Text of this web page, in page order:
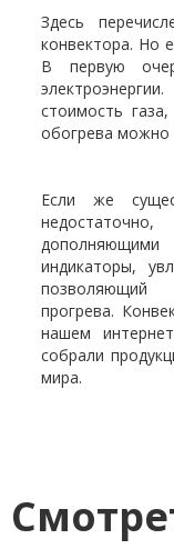
Здесь
конвектора. Но
В первую
стоимость
обогрева можно
Если же
индикаторы,
позволяющий
прогрева.
нашем
собрали
мира.